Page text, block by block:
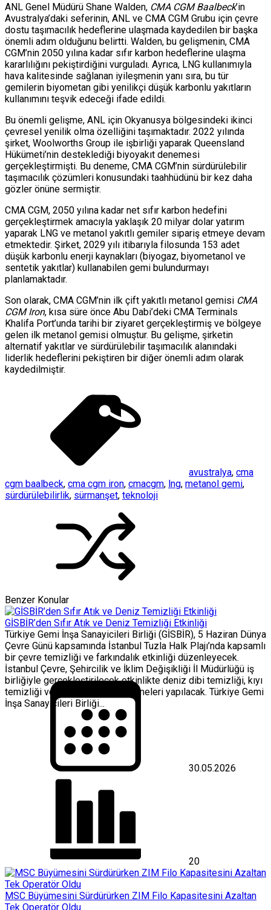
ANL Genel Müdürü Shane Walden, CMA CGM Baalbeck’in
Avustralya’daki seferinin, ANL ve CMA CGM Grubu için çevre
dostu taşımacılık hedeflerine ulaşmada kaydedilen bir başka
önemli adım olduğunu belirtti. Walden, bu gelişmenin, CMA
CGM’nin 2050 yılına kadar sıfır karbon hedeflerine ulaşma
kararlılığını pekiştirdiğini vurguladı. Ayrıca, LNG kullanımıyla
hava kalitesinde sağlanan iyileşmenin yanı sıra, bu tür
gemilerin biyometan gibi yenilikçi düşük karbonlu yakıtların
kullanımını teşvik edeceği ifade edildi.
Bu önemli gelişme, ANL için Okyanusya bölgesindeki ikinci
çevresel yenilik olma özelliğini taşımaktadır. 2022 yılında
şirket, Woolworths Group ile işbirliği yaparak Queensland
Hükümeti’nin desteklediği biyoyakıt denemesi
gerçekleştirmişti. Bu deneme, CMA CGM’nin sürdürülebilir
taşımacılık çözümleri konusundaki taahhüdünü bir kez daha
gözler önüne sermiştir.
CMA CGM, 2050 yılına kadar net sıfır karbon hedefini
gerçekleştirmek amacıyla yaklaşık 20 milyar dolar yatırım
yaparak LNG ve metanol yakıtlı gemiler sipariş etmeye devam
etmektedir. Şirket, 2029 yılı itibarıyla filosunda 153 adet
düşük karbonlu enerji kaynakları (biyogaz, biyometanol ve
sentetik yakıtlar) kullanabilen gemi bulundurmayı
planlamaktadır.
Son olarak, CMA CGM’nin ilk çift yakıtlı metanol gemisi CMA
CGM Iron, kısa süre önce Abu Dabi’deki CMA Terminals
Khalifa Port’unda tarihi bir ziyaret gerçekleştirmiş ve bölgeye
gelen ilk metanol gemisi olmuştur. Bu gelişme, şirketin
alternatif yakıtlar ve sürdürülebilir taşımacılık alanındaki
liderlik hedeflerini pekiştiren bir diğer önemli adım olarak
kaydedilmiştir.
avustralya, cma
cgm baalbeck, cma cgm iron, cmacgm, lng, metanol gemi,
sürdürülebilirlik, sürmanşet, teknoloji
Benzer Konular
GİSBİR’den Sıfır Atık ve Deniz Temizliği Etkinliği
Türkiye Gemi İnşa Sanayicileri Birliği (GİSBİR), 5 Haziran Dünya
Çevre Günü kapsamında İstanbul Tuzla Halk Plajı’nda kapsamlı
bir çevre temizliği ve farkındalık etkinliği düzenleyecek.
İstanbul Çevre, Şehircilik ve İklim Değişikliği İl Müdürlüğü iş
birliğiyle gerçekleştirilecek etkinlikte deniz dibi temizliği, kıyı
temizliği ve mikroplastik incelemeleri yapılacak. Türkiye Gemi
İnşa Sanayicileri Birliği...
30.05.2026
20
MSC Büyümesini Sürdürürken ZIM Filo Kapasitesini Azaltan
Tek Operatör Oldu